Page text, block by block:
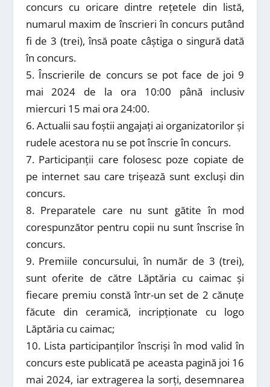
concurs cu oricare dintre rețetele din listă,
numarul maxim de înscrieri în concurs putând
fi de 3 (trei), însă poate câștiga o singură dată
în concurs.
5. Înscrierile de concurs se pot face de joi 9
mai 2024 de la ora 10:00 până inclusiv
miercuri 15 mai ora 24:00.
6. Actualii sau foștii angajați ai organizatorilor și
rudele acestora nu se pot înscrie în concurs.
7. Participanții care folosesc poze copiate de
pe internet sau care trișează sunt excluși din
concurs.
8. Preparatele care nu sunt gătite în mod
corespunzător pentru copii nu sunt înscrise în
concurs.
9. Premiile concursului, în număr de 3 (trei),
sunt oferite de către Lăptăria cu caimac și
fiecare premiu constă într-un set de 2 cănuțe
făcute din ceramică, incripționate cu logo
Lăptăria cu caimac;
10. Lista participanților înscriși în mod valid în
concurs este publicată pe aceasta pagină joi 16
mai 2024, iar extragerea la sorți, desemnarea